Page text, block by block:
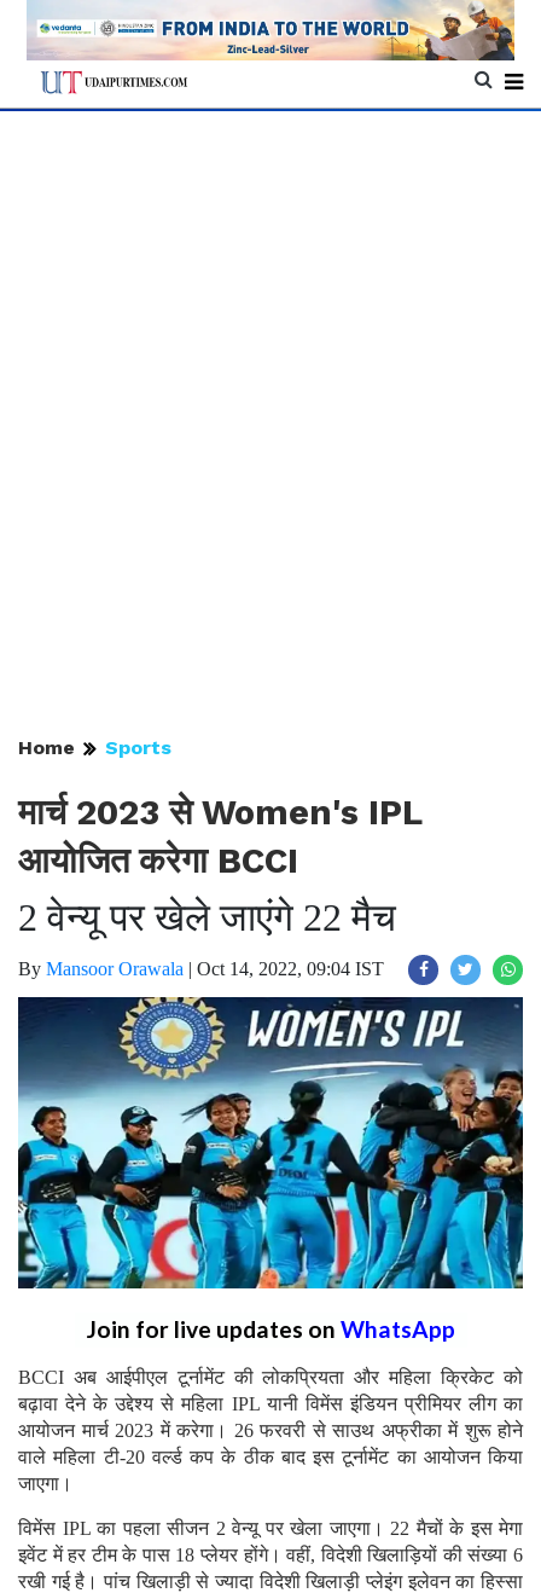
Home Sports
मार्च 2023 से Women's IPL
आयोजित करेगा BCCI
2 वेन्यू पर खेले जाएंगे 22 मैच
By Mansoor Orawala | Oct 14, 2022, 09:04 IST
Join for live updates on WhatsApp
BCCI अब आईपीएल टूर्नामेंट की लोकप्रियता और महिला क्रिकेट को
बढ़ावा देने के उद्देश्य से महिला IPL यानी विमेंस इंडियन प्रीमियर लीग का
आयोजन मार्च 2023 में करेगा। 26 फरवरी से साउथ अफ्रीका में शुरू होने
वाले महिला टी-20 वर्ल्ड कप के ठीक बाद इस टूर्नामेंट का आयोजन किया
जाएगा।
विमेंस IPL का पहला सीजन 2 वेन्यू पर खेला जाएगा। 22 मैचों के इस मेगा
इवेंट में हर टीम के पास 18 प्लेयर होंगे। वहीं, विदेशी खिलाड़ियों की संख्या 6
रखी गई है। पांच खिलाड़ी से ज्यादा विदेशी खिलाड़ी प्लेइंग इलेवन का हिस्सा